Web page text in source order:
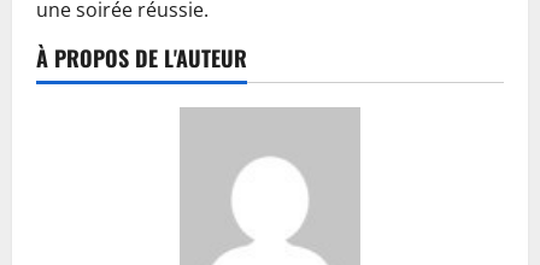
une soirée réussie.
À PROPOS DE L'AUTEUR